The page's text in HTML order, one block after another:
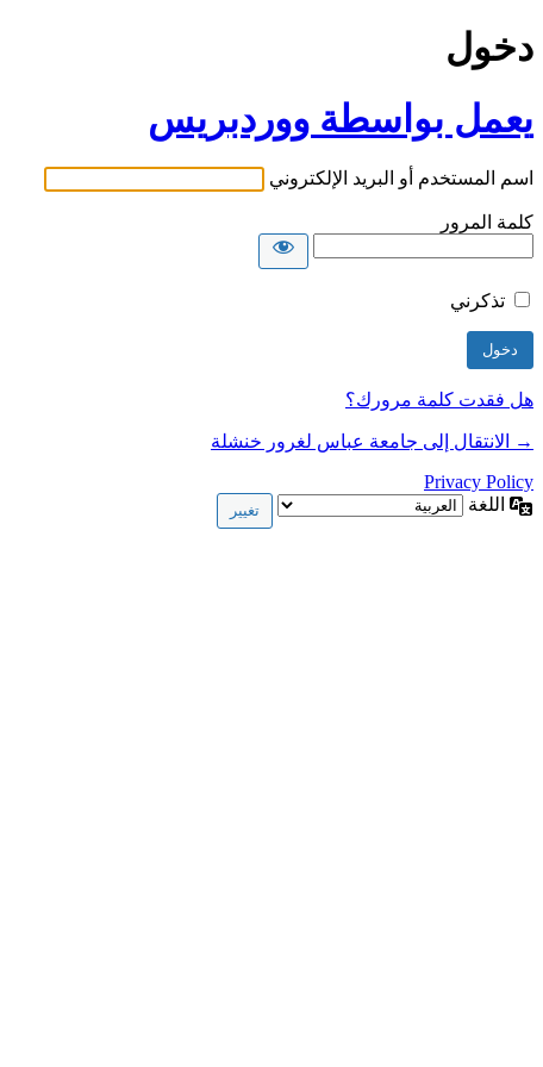
دخول
يعمل بواسطة ووردبريس
اسم المستخدم أو البريد الإلكتروني
كلمة المرور
تذكرني
هل فقدت كلمة مرورك؟
→ الانتقال إلى جامعة عباس لغرور خنشلة
Privacy Policy
اللغة